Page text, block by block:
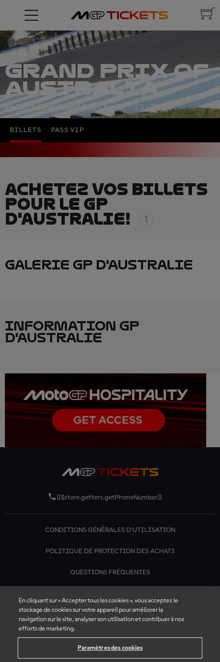
GRAND PRIX OF
AUSTRALIA
Phillip Island Grand Prix Circuit 23 - 25 OCT
BILLETS PASS VIP
ACHETEZ VOS BILLETS
POUR LE GP
D'AUSTRALIE!
GALERIE GP D'AUSTRALIE
INFORMATION GP
D'AUSTRALIE
[[$store.getters.getPhoneNumber]]
CONDITIONS GÉNÉRALES D'UTILISATION
POLITIQUE DE PROTECTION DES ACHATS
QUESTIONS FRÉQUENTES
En cliquant sur « Accepter tous les cookies », vous acceptez le
stockage de cookies sur votre appareil pour améliorer la
navigation sur le site, analyser son utilisation et contribuer à nos
efforts de marketing.
Paramètres des cookies